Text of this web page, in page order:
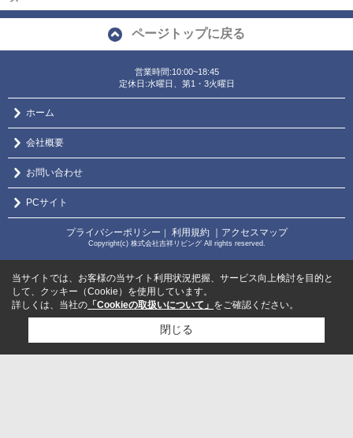
ページトップに戻る
営業時間:10:00~18:45
定休日:水曜日、第1・3火曜日
ホーム
会社概要
お問い合わせ
PCサイト
プライバシーポリシー ｜ 利用規約 ｜アクセスマップ
Copyright(c) 株式会社吉祥リビング All rights reserved.
当サイトでは、お客様の当サイト利用状況把握、サービス向上検討を目的と
して、クッキー（Cookie）を使用しています。
詳しくは、当社の 「Cookieの取扱いについて」 をご確認ください。
閉じる